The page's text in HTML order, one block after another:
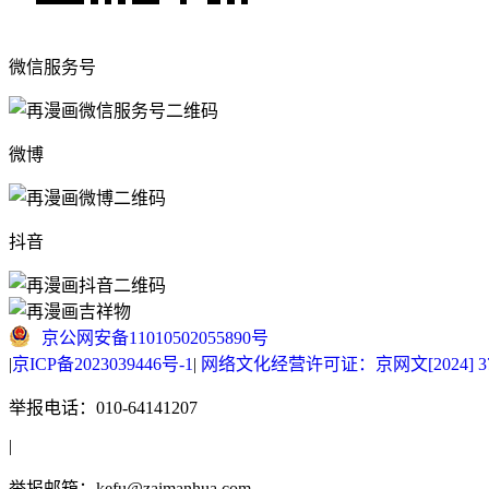
微信服务号
微博
抖音
京公网安备11010502055890号
|京ICP备2023039446号-1 | 网络文化经营许可证：京网文[2024]
举报电话：010-64141207
|